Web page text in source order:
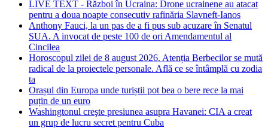
LIVE TEXT - Război în Ucraina: Drone ucrainene au atacat
pentru a doua noapte consecutiv rafinăria Slavneft-Ianos
Anthony Fauci, la un pas de a fi pus sub acuzare în Senatul
SUA. A invocat de peste 100 de ori Amendamentul al
Cincilea
Horoscopul zilei de 8 august 2026. Atenția Berbecilor se mută
radical de la proiectele personale. Află ce se întâmplă cu zodia
ta
Orașul din Europa unde turiștii pot bea o bere rece la mai
puțin de un euro
Washingtonul creşte presiunea asupra Havanei: CIA a creat
un grup de lucru secret pentru Cuba